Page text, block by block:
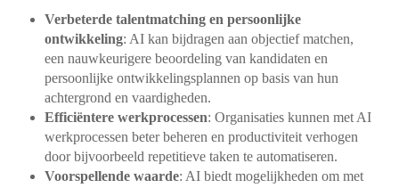
Verbeterde talentmatching en persoonlijke
ontwikkeling: AI kan bijdragen aan objectief matchen,
een nauwkeurigere beoordeling van kandidaten en
persoonlijke ontwikkelingsplannen op basis van hun
achtergrond en vaardigheden.
Efficiëntere werkprocessen: Organisaties kunnen met AI
werkprocessen beter beheren en productiviteit verhogen
door bijvoorbeeld repetitieve taken te automatiseren.
Voorspellende waarde: AI biedt mogelijkheden om met